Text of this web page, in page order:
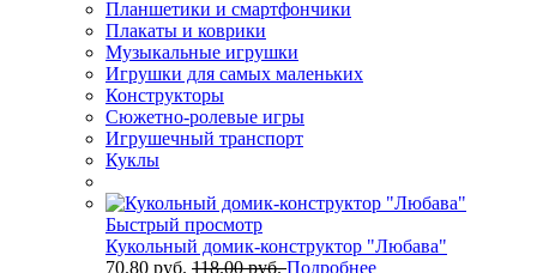
Планшетики и смартфончики
Плакаты и коврики
Музыкальные игрушки
Игрушки для самых маленьких
Конструкторы
Сюжетно-ролевые игры
Игрушечный транспорт
Куклы
Быстрый просмотр
Кукольный домик-конструктор "Любава"
70.80 руб. 118.00 руб.Подробнее